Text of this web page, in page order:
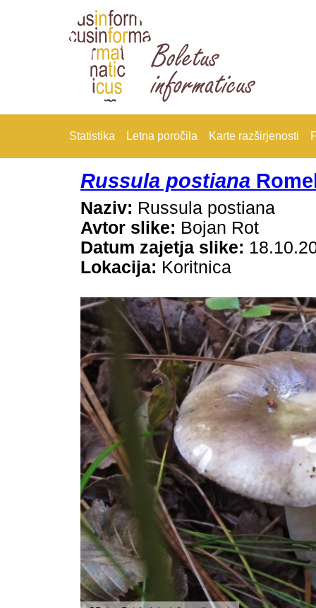
Statistika Letna poročila Karte razširjenosti
Russula postiana
Naziv: Russula postiana
Avtor slike: Bojan Rot
Datum zajetja slike:
Lokacija: Koritnica